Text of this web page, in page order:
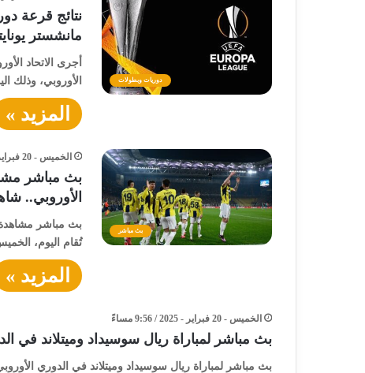
دوريات وبطولات
مانشستر
الأوروبي، وذلك
المزيد »
بث مباشر
الخميس - 20 فبراير - 2025 / 9:57 مساءً
بث مباشر
الأوروبي..
بث مباشر مشاهدة
تُقام اليوم، الخميس 20 فبراير 2025، مباراة إياب
المزيد »
الخميس - 20 فبراير - 2025 / 9:56 مساءً
بث مباشر لمباراة ريال سوسيداد وميتلاند في